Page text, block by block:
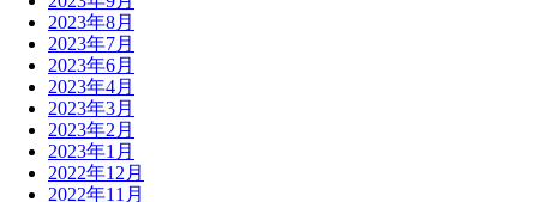
2023年8月
2023年7月
2023年6月
2023年4月
2023年3月
2023年2月
2023年1月
2022年12月
2022年11月